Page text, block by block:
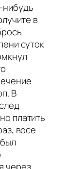
нибудь
в
суток
В
платить
восе
через